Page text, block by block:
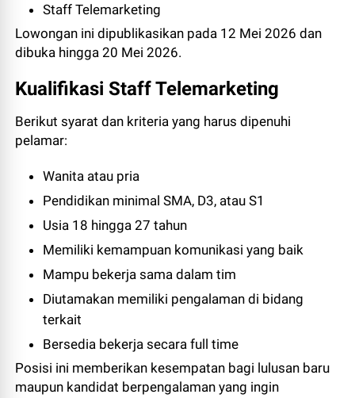
Staff Telemarketing
Lowongan ini dipublikasikan pada 12 Mei 2026 dan
dibuka hingga 20 Mei 2026.
Kualifikasi Staff Telemarketing
Berikut syarat dan kriteria yang harus dipenuhi
pelamar:
Wanita atau pria
Pendidikan minimal SMA, D3, atau S1
Usia 18 hingga 27 tahun
Memiliki kemampuan komunikasi yang baik
Mampu bekerja sama dalam tim
Diutamakan memiliki pengalaman di bidang
terkait
Bersedia bekerja secara full time
Posisi ini memberikan kesempatan bagi lulusan baru
maupun kandidat berpengalaman yang ingin